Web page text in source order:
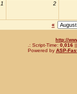
1 2
«
http://
.: Script-Time: 0,016||
Powered by ASP-